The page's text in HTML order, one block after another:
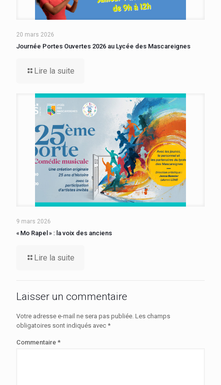
20 mars 2026
Journée Portes Ouvertes 2026 au Lycée des Mascareignes
Lire la suite
9 mars 2026
« Mo Rapel » : la voix des anciens
Lire la suite
Laisser un commentaire
Votre adresse e-mail ne sera pas publiée. Les champs
obligatoires sont indiqués avec *
Commentaire *